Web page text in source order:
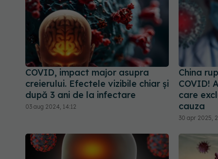
COVID, impact major asupra
creierului. Efectele vizibile chiar și
după 3 ani de la infectare
03 aug 2024, 14:12
China
COVID!
care
cauza
30 apr 2025,